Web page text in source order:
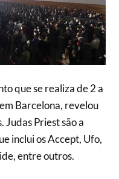
que se realiza de 2 a
Barcelona, revelou
Priest são a
inclui os Accept, Ufo,
entre outros.